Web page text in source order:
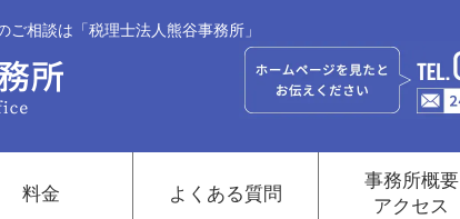
相談は「税理士法人熊谷事務所」
料金 よくある質問
事務所概要
アクセス